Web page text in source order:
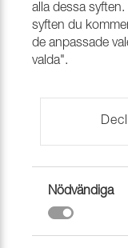
Tyg Ballroom
1002253
alla dessa
syften du
de anpassade
valda".
Nödvändiga